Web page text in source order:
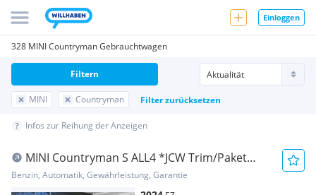
Einloggen
328 MINI Countryman Gebrauchtwagen
MINI Countryman Filter zurücksetzen
Filtern
Infos zur Reihung der Anzeigen
MINI Countryman S ALL4 *JCW Trim/Paket
L/Glasdach/AC...
Benzin, Automatik, Gewährleistung, Garantie